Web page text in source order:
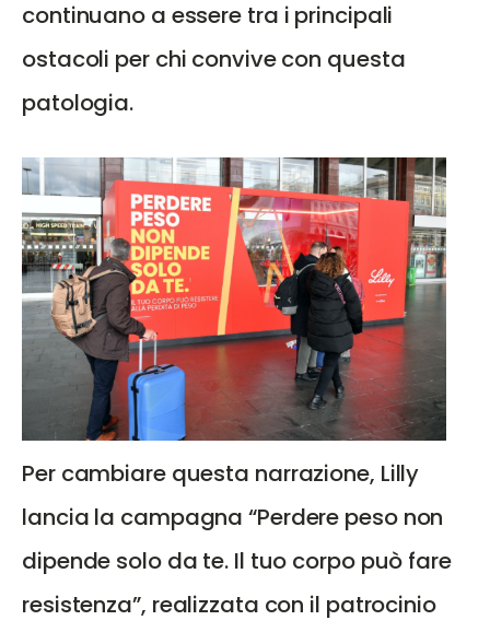
continuano a essere tra i principali
ostacoli per chi convive con questa
patologia.
Per cambiare questa narrazione, Lilly
lancia la campagna “Perdere peso non
dipende solo da te. Il tuo corpo può fare
resistenza”, realizzata con il patrocinio